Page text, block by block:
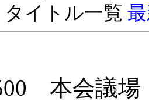
タイトル一覧
本会議